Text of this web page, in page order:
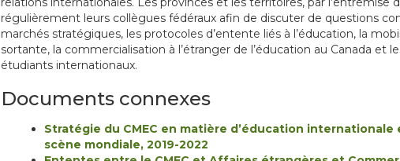
régulièrement leurs collègues fédéraux afin de discuter de questions
marchés stratégiques, les protocoles d’entente liés à l’éducation, la
sortante, la commercialisation à l’étranger de l’éducation au Canada et
étudiants internationaux.
Documents connexes
Stratégie du CMEC en matière d’éducation internationale
scène mondiale, 2019-2022